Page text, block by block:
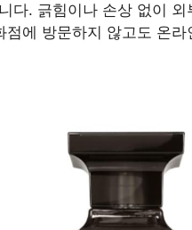
다. 긁힘이나 손상 없이 외
에 방문하지 않고도 온라